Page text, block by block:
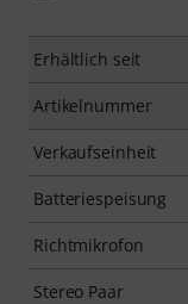
Erhältlich seit
Artikelnummer
Verkaufseinheit
Batteriespeisung
Richtmikrofon
Stereo Paar